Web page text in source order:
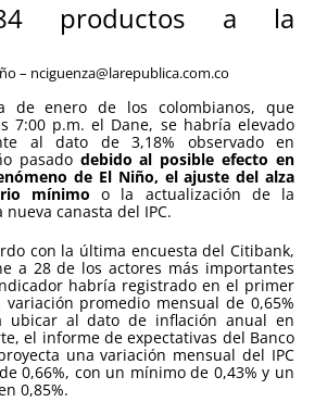
productos a la
– nciguenza@larepublica.com.co
de enero de los colombianos, que
7:00 p.m. el Dane, se habría elevado
al dato de 3,18% observado en
pasado debido al posible efecto en
de El Niño, el ajuste del alza
mínimo o la actualización de la
canasta del IPC.
con la última encuesta del Citibank,
a 28 de los actores más importantes
habría registrado en el primer
promedio mensual de 0,65%
ubicar al dato de inflación anual en
el informe de expectativas del Banco
una variación mensual del IPC
0,66%, con un mínimo de 0,43% y un
0,85%.